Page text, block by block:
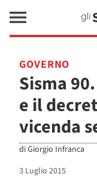
GOVERNO
Sisma
e il
vicenda
diGiorgio Infranca
3 Luglio 2015